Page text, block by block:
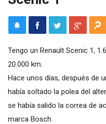
Tengo un Renault Scenic 1,
20.000 km.
Hace unos días, después de
había soltado la polea del
se había salido la correa de
marca Bosch.